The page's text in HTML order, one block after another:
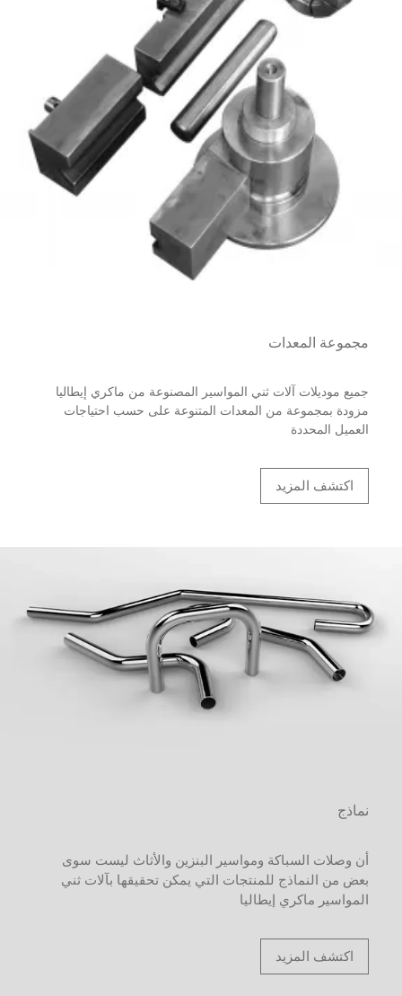
مجموعة المعدات
جميع موديلات آلات ثني المواسير المصنوعة من ماكري إيطاليا
مزودة بمجموعة من المعدات المتنوعة على حسب احتياجات
العميل المحددة
اكتشف المزيد
نماذج
أن وصلات السباكة ومواسير البنزين والأثاث ليست سوى
بعض من النماذج للمنتجات التي يمكن تحقيقها بآلات ثني
المواسير ماكري إيطاليا
اكتشف المزيد